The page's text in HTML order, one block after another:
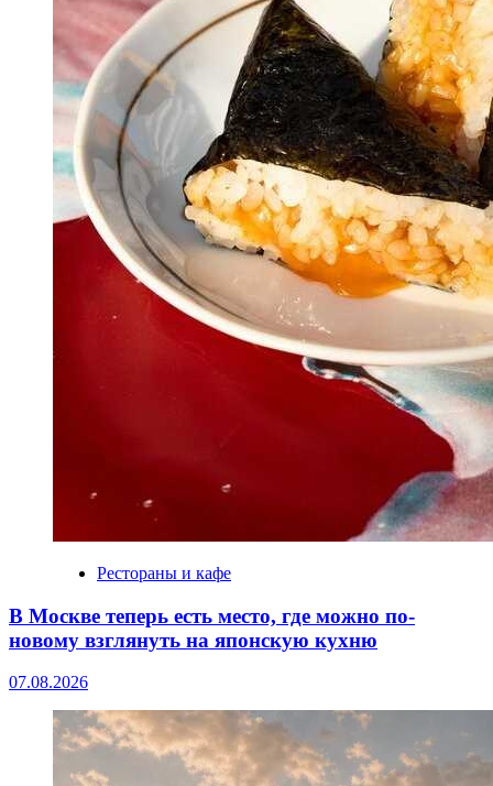
Рестораны и кафе
В Москве теперь есть место, где можно по-
новому взглянуть на японскую кухню
07.08.2026